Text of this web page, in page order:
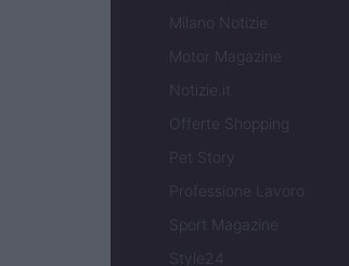
Milano Notizie
Motor Magazine
Notizie.it
Offerte Shopping
Pet Story
Professione Lavoro
Sport Magazine
Style24